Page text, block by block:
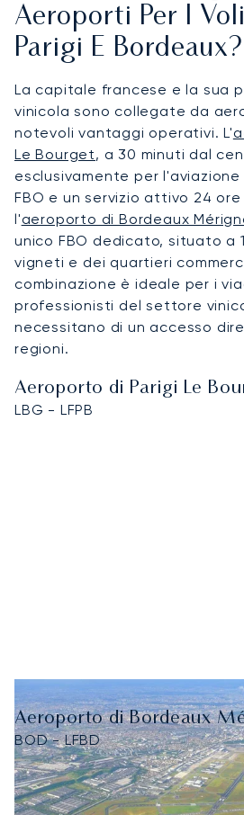
Aeroporti Per I
Parigi E Bordeaux?
La capitale francese e la sua
vinicola sono collegate da
notevoli vantaggi operativi. L'
Le Bourget, a 30 minuti dal
esclusivamente per
FBO e un servizio attivo 24
l'aeroporto di Bordeaux
unico FBO dedicato, situato a
vigneti e dei quartieri
combinazione è ideale per i
professionisti del settore
necessitano di un accesso
regioni.
Aeroporto di Parigi Le
LBG - LFPB
Aeroporto di Bordeaux
BOD - LFBD